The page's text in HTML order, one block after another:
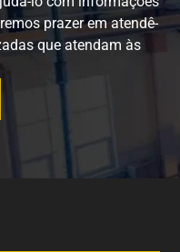
prazer em atendê-
que atendam às